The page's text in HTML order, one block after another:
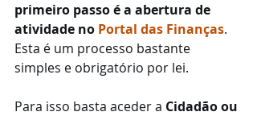
primeiro passo é a abertura de
atividade no Portal das Finanças.
Esta é um processo bastante
simples e obrigatório por lei.
Para isso basta aceder a Cidadão ou